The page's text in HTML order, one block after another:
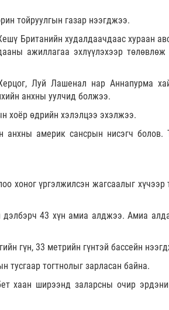
тойруулгын газар нээгджээ.
Британийн худалдаачдаас хураан
ажиллагаа эхлүүлэхээр төлөвлөж
Луй Лашенал нар Аннапурма
анхны уулчид болжээ.
хоёр өдрийн хэлэлцээ эхэлжээ.
анхны америк сансрын нисэгч болов.
хоног үргэлжилсэн жагсаалыг хүчээр
43 хүн амиа алджээ. Амиа
гүн, 33 метрийн гүнтэй бассейн
тусгаар тогтнолыг зарласан байна.
хаан ширээнд заларсны очир